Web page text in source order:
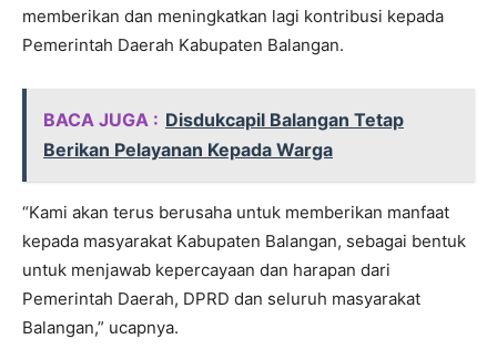
memberikan dan meningkatkan lagi kontribusi kepada
Pemerintah Daerah Kabupaten Balangan.
BACA JUGA : Disdukcapil Balangan Tetap
Berikan Pelayanan Kepada Warga
“Kami akan terus berusaha untuk memberikan manfaat
kepada masyarakat Kabupaten Balangan, sebagai bentuk
untuk menjawab kepercayaan dan harapan dari
Pemerintah Daerah, DPRD dan seluruh masyarakat
Balangan,” ucapnya.